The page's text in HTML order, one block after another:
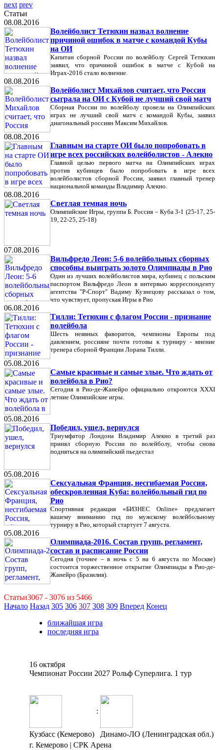
next prev
Статьи
08.08.2016
Волейболист Тетюхин назвал волнение
причиной ошибок в матче с командой Кубы
на ОИ
Капитан сборной России по волейболу Сергей Тетюхин
заявил, что причиной ошибок в матче с Кубой на
Играх-2016 стало волнение.
08.08.2016
Волейболист Михайлов считает, что Россия
сыграла на ОИ с Кубой не лучший свой матч
Сборная России по волейболу провела на Олимпийских
играх не лучший свой матч с командой Кубы, заявил
диагональный россиян Максим Михайлов.
08.08.2016
Главным на старте ОИ было попробовать в
игре всех российских волейболистов - Алекно
Главной целью первого матча на Олимпийских играх
против кубинцев было попробовать в игре всех
волейболистов сборной России, заявил главный тренер
национальной команды Владимир Алекно.
08.08.2016
Светлая темная ночь
Олимпийские Игры, группа Б. Россия – Куба 3-1 (25-17, 25-
19, 22-25, 25-18)
07.08.2016
Вильфредо Леон: 5-6 волейбольных сборных
способны выиграть золото Олимпиады в Рио
Один из лучших волейболистов мира, кубинец с польским
паспортом Вильфредо Леон в интервью корреспонденту
агентства "Р-Спорт" Вадиму Кузнецову рассказал о том,
что чувствует, пропуская Игры в Рио
06.08.2016
Тилли: Тетюхин с флагом России - признание
волейбола
Шесть неявных фаворитов, чемпионы Европы под
давлением, россияне почти готовы к турниру - мнение
тренера сборной Франции Лорана Тилли.
05.08.2016
Самые красивые и самые злые. Что ждать от
волейбола в Рио?
Сегодня в Рио-де-Жанейро официально откроются XXXI
летние Олимпийские игры.
05.08.2016
Победил, ушел, вернулся
Триумфатор Лондона Владимир Алекно в третий раз
принял сборную России по волейболу, чтобы снова
подняться на олимпийский пьедестал
05.08.2016
Сексуальная Франция, несгибаемая Россия,
обескровленная Куба: волейбольный гид по
Рио
Спортивная редакция «БИЗНЕС Online» предлагает
вашему вниманию гид по мужскому волейбольному
турниру в Рио, который стартует 7 августа.
05.08.2016
Олимпиада-2016. Состав групп, регламент,
состав и расписание России
Сегодня (точнее – в ночь с 5 на 6 августа по Москве)
состоится торжественное открытие Олимпиады в Рио-де-
Жанейро (Бразилия).
Статьи3067 - 3076 из 5466
Начало Назад 305 306 307 308 309 Вперед Конец
ближайшая игра
последняя игра
16 октября
Чемпионат России 2027 Рольф Суперлига. 1 тур
:
Кузбасс (Кемерово)
Динамо-ЛО (Ленинградская обл.)
г. Кемерово | СРК Арена